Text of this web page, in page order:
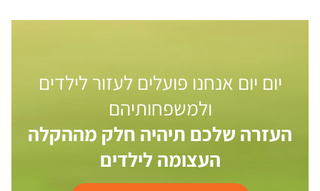
יום יום אנחנו פועלים לעזור לילדים
ולמשפחותיהם
העזרה שלכם תיהיה חלק מההקלה
העצומה לילדים